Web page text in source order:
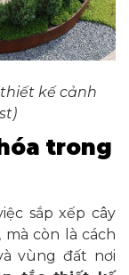
kế cảnh
trong
sắp xếp cây
còn là cách
vùng đất nơi